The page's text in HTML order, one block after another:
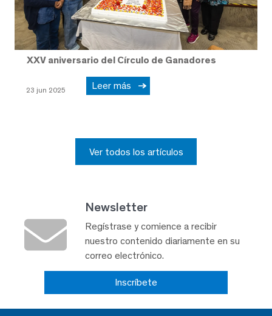
XXV aniversario del Círculo de Ganadores
23 jun 2025 Leer más
Ver todos los artículos
Newsletter
Regístrase y comience a recibir
nuestro contenido diariamente en su
correo electrónico.
Inscríbete